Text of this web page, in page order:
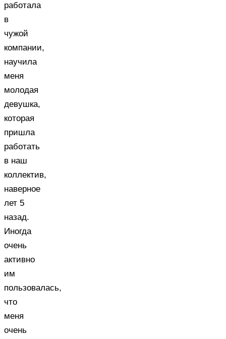
работала
в
чужой
компании,
научила
меня
молодая
девушка,
которая
пришла
работать
в наш
коллектив,
наверное
лет 5
назад.
Иногда
очень
активно
им
пользовалась,
что
меня
очень